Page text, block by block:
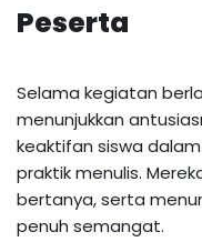
Peserta
Selama kegiatan
menunjukkan
keaktifan siswa
praktik menulis.
bertanya, serta
penuh semangat.